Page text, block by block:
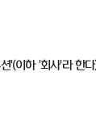
'(이하 '회사'라 한